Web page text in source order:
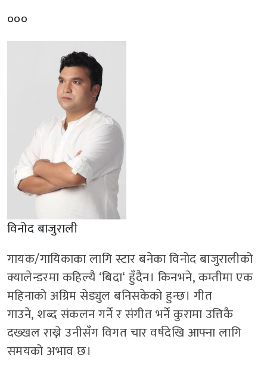
०००
विनोद बाजुराली
गायक/गायिकाका लागि स्टार बनेका विनोद बाजुरालीको
क्यालेन्डरमा कहिल्यै ‘बिदा‘हुँदैन। किनभने,कम्तीमा एक
महिनाको अग्रिम सेड्युल बनिसकेको हुन्छ। गीत
गाउने, शब्द संकलन गर्ने र संगीत भर्ने कुरामा उत्तिकै
दख्खल राख्ने उनीसँग विगत चार वर्षदेखि आफ्ना लागि
समयको अभाव छ।